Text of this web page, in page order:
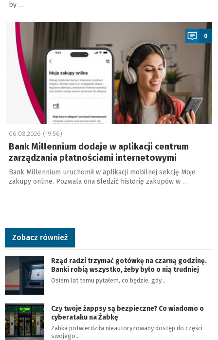
by …
0
06.08.2026 (19:56)
Bank Millennium dodaje w aplikacji centrum
zarządzania płatnościami internetowymi
Bank Millennium uruchomił w aplikacji mobilnej sekcję Moje
zakupy online. Pozwala ona śledzić historię zakupów w …
Zobacz również
Rząd radzi trzymać gotówkę na czarną godzinę.
Banki robią wszystko, żeby było o nią trudniej
Osiem lat temu pytałem, co będzie, gdy…
Czy twoje żappsy są bezpieczne? Co wiadomo o
cyberataku na Żabkę
Żabka potwierdziła nieautoryzowany dostęp do części
swojego…